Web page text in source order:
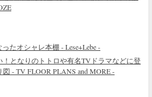
たオシャレ本棚 - Lese+Lebe -
！となりのトトロや有名TVドラマなどに登
- TV FLOOR PLANS and MORE -